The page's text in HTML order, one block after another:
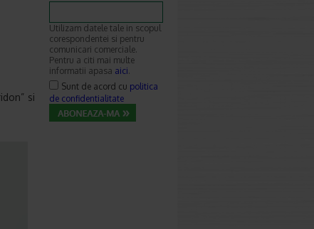
si
Utilizam datele tale in scopul
corespondentei si pentru
comunicari comerciale.
Pentru a citi mai multe
informatii apasa aici.
Sunt de acord cu politica
de confidentialitate